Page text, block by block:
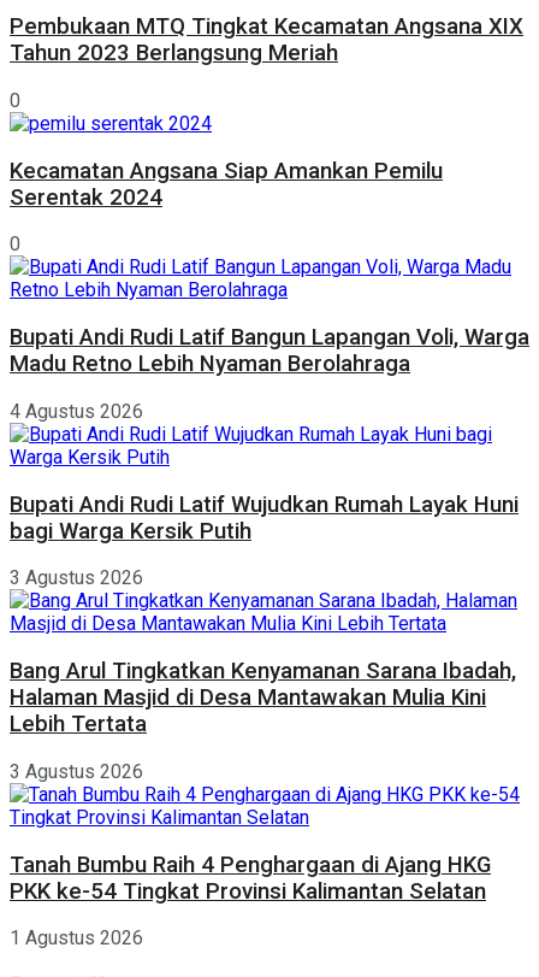
Pembukaan MTQ Tingkat Kecamatan Angsana XIX
Tahun 2023 Berlangsung Meriah
0
Kecamatan Angsana Siap Amankan Pemilu
Serentak 2024
0
Bupati Andi Rudi Latif Bangun Lapangan Voli, Warga
Madu Retno Lebih Nyaman Berolahraga
4 Agustus 2026
Bupati Andi Rudi Latif Wujudkan Rumah Layak Huni
bagi Warga Kersik Putih
3 Agustus 2026
Bang Arul Tingkatkan Kenyamanan Sarana Ibadah,
Halaman Masjid di Desa Mantawakan Mulia Kini
Lebih Tertata
3 Agustus 2026
Tanah Bumbu Raih 4 Penghargaan di Ajang HKG
PKK ke-54 Tingkat Provinsi Kalimantan Selatan
1 Agustus 2026